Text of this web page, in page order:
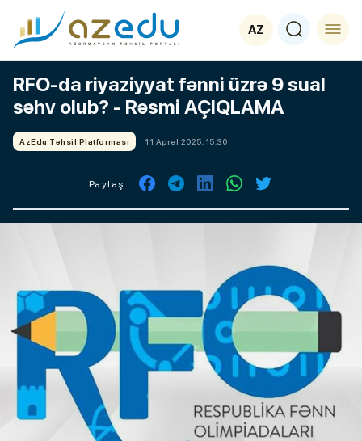
AZ
RFO-da riyaziyyat fənni üzrə 9 sual
səhv olub? - Rəsmi AÇIQLAMA
AzEdu Təhsil Platforması 11 Aprel 2025, 15:30
Paylaş: